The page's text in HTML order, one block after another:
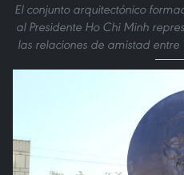
El conjunto arquitectónico
al Presidente Ho Chi Minh
las relaciones de amistad entre